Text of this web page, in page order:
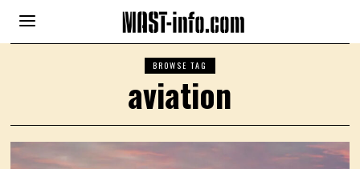
BROWSE TAG
aviation